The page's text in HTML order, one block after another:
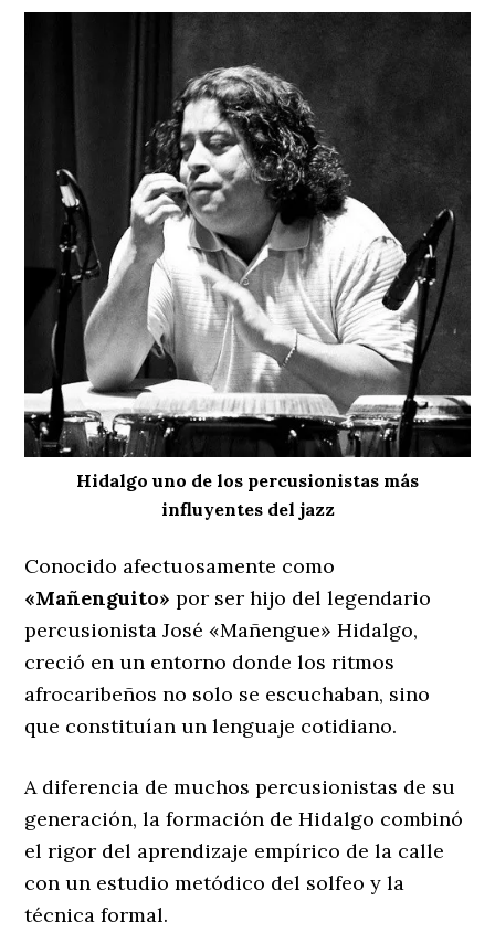
Hidalgo uno de los percusionistas más
influyentes del jazz
Conocido afectuosamente como
«Mañenguito» por ser hijo del legendario
percusionista José «Mañengue» Hidalgo,
creció en un entorno donde los ritmos
afrocaribeños no solo se escuchaban, sino
que constituían un lenguaje cotidiano.
A diferencia de muchos percusionistas de su
generación, la formación de Hidalgo combinó
el rigor del aprendizaje empírico de la calle
con un estudio metódico del solfeo y la
técnica formal.